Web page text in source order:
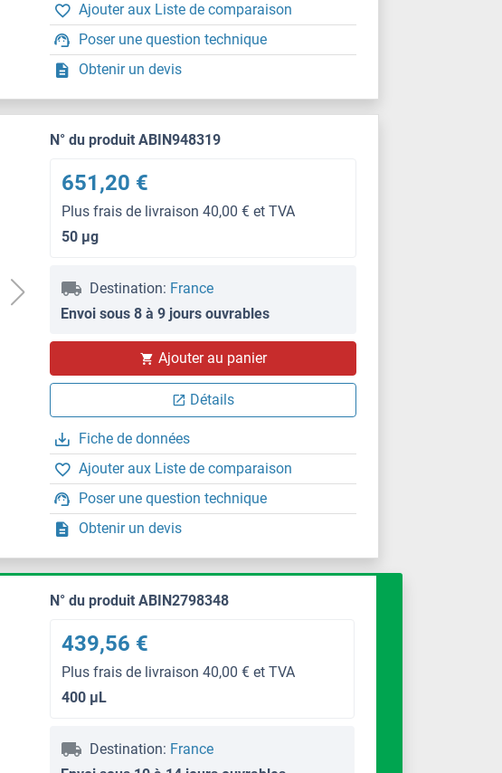
Ajouter aux Liste de comparaison
Poser une question technique
Obtenir un devis
N° du produit ABIN948319
651,20 €
Plus frais de livraison 40,00 € et TVA
50 μg
Destination: France
Envoi sous 8 à 9 jours ouvrables
Ajouter au panier
Détails
Fiche de données
Ajouter aux Liste de comparaison
Poser une question technique
Obtenir un devis
N° du produit ABIN2798348
439,56 €
Plus frais de livraison 40,00 € et TVA
400 μL
Destination: France